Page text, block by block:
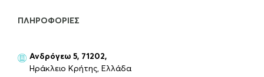
ΠΛΗΡΟΦΟΡΊΕΣ
Ανδρόγεω 5, 71202,
Ηράκλειο Κρήτης, Ελλάδα